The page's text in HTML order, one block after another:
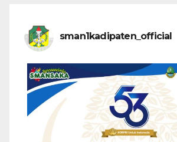
sman1kadipaten_official